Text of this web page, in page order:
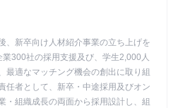
、新卒向け人材紹介事業の立ち上げを
300社の採用支援及び、学生2,000人
最適なマッチング機会の創出に取り組
任者として、新卒・中途採用及びオン
・組織成長の両面から採用設計し、組